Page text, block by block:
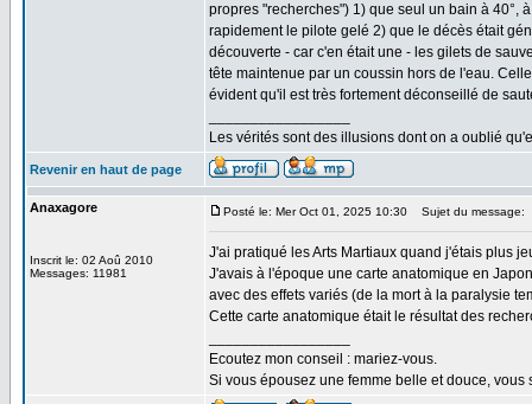
propres "recherches") 1) que seul un bain à 40°,
rapidement le pilote gelé 2) que le décès était
découverte - car c'en était une - les gilets de
tête maintenue par un coussin hors de l'eau.
évident qu'il est très fortement déconseillé de
Les vérités sont des illusions dont on a oublié
Revenir en haut de page
Anaxagore
Inscrit le: 02 Aoû 2010
Messages: 11981
Posté le: Mer Oct 01, 2025 10:30 Sujet du message:
J'ai pratiqué les Arts Martiaux quand j'étais plus
J'avais à l'époque une carte anatomique en
avec des effets variés (de la mort à la paralysie
Cette carte anatomique était le résultat des
Ecoutez mon conseil : mariez-vous.
Si vous épousez une femme belle et douce,